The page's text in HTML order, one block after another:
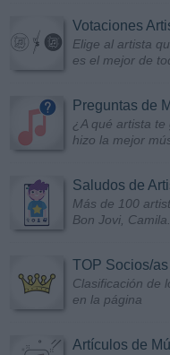
Votaciones
Elige al artista
es el mejor de
Preguntas de
¿A qué artista
hizo la mejor
Saludos de
Más de 100
Bon Jovi,
TOP Socios/as
Clasificación de
en la página
Artículos de